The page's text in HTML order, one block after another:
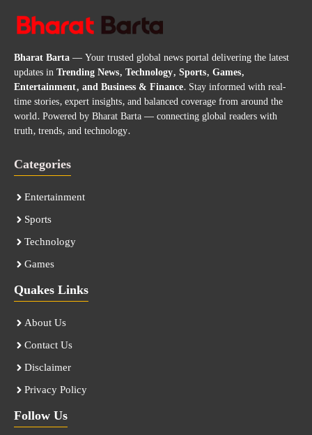
Bharat Barta— Your trusted global news portal delivering the latest
updates inTrending News, Technology, Sports, Games,
Entertainment, and Business & Finance. Stay informed with real-
time stories, expert insights, and balanced coverage from around the
world. Powered by Bharat Barta — connecting global readers with
truth, trends, and technology.
Categories
Entertainment
Sports
Technology
Games
Quakes Links
About Us
Contact Us
Disclaimer
Privacy Policy
Follow Us